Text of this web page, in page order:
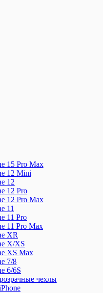
15 Pro Max
12 Mini
12
12 Pro
12 Pro Max
11
11 Pro
11 Pro Max
XR
X/XS
XS Max
7/8
6/6S
чехлы